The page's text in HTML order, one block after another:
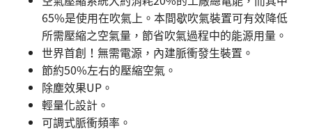
65%是使用在吹氣上。本間歇吹氣裝置可有效降低
所需壓縮之空氣量，節省吹氣過程中的能源用量。
世界首創！無需電源，內建脈衝發生裝置。
節約50%左右的壓縮空氣。
除塵效果UP。
輕量化設計。
可調式脈衝頻率。